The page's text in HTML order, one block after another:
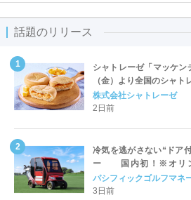
話題のリリース
シャトレーゼ「マッケン
（金）より全国のシャ
株式会社シャトレーゼ
2日前
冷気を逃がさない“ドア
ー 国内初！※オリン
Cart（エアコンカート
パシフィックゴルフマネ
3日前